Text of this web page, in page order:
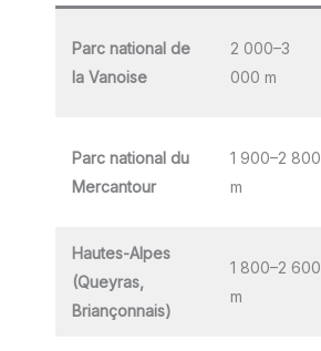
Parc national de
la Vanoise
2 000–3
000 m
Parc national du
Mercantour
1 900–2 800
m
Hautes-Alpes
(Queyras,
Briançonnais)
1 800–2 600
m